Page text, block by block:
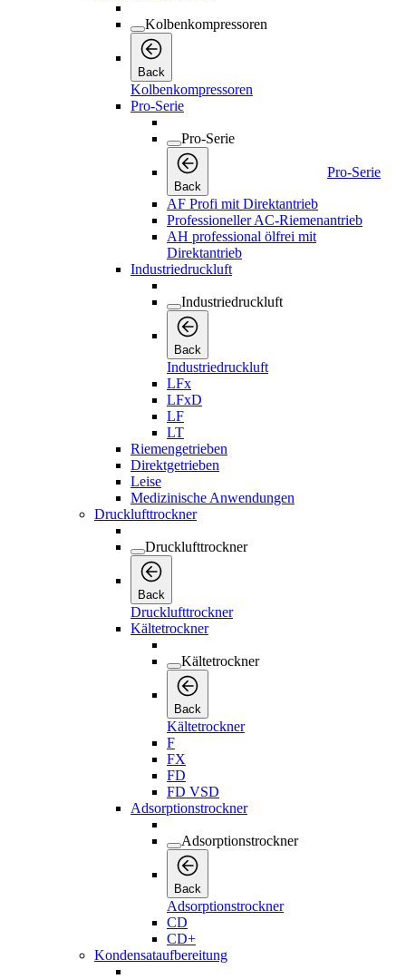
Kolbenkompressoren
Back
Kolbenkompressoren
Pro-Serie
Pro-Serie
Back
Pro-Serie
AF Profi mit Direktantrieb
Professioneller AC-Riemenantrieb
AH professional ölfrei mit
Direktantrieb
Industriedruckluft
Industriedruckluft
Back
Industriedruckluft
LFx
LFxD
LF
LT
Riemengetrieben
Direktgetrieben
Leise
Medizinische Anwendungen
Drucklufttrockner
Drucklufttrockner
Back
Drucklufttrockner
Kältetrockner
Kältetrockner
Back
Kältetrockner
F
FX
FD
FD VSD
Adsorptionstrockner
Adsorptionstrockner
Back
Adsorptionstrockner
CD
CD+
Kondensataufbereitung